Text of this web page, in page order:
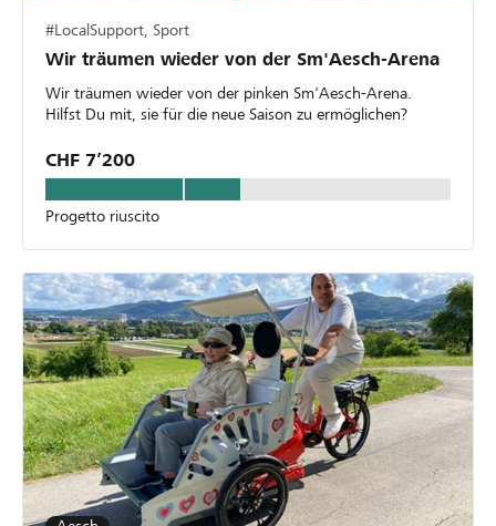
#LocalSupport, Sport
Wir träumen wieder von der Sm'Aesch-Arena
Wir träumen wieder von der pinken Sm'Aesch-Arena.
Hilfst Du mit, sie für die neue Saison zu ermöglichen?
CHF 7’200
Progetto riuscito